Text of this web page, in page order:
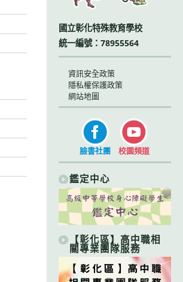
國立彰化特殊教育學校
統一編號：78955564
資訊安全政策
隱私權保護政策
網站地圖
臉書社團 校園頻道
鑑定中心
【彰化區】高中職相
關專業團隊服務